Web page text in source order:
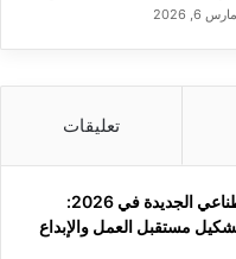
مارس 6, 2026
تعليقات
أدوات الذكاء الاصطناعي الجديدة في 2026:
تشكيل مستقبل العمل والإبداع